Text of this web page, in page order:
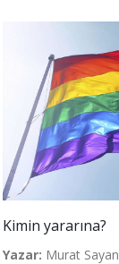
Kimin yararına?
Yazar: Murat Sayan